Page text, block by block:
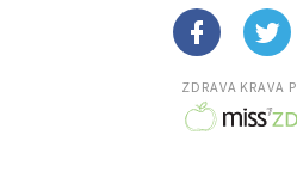
ZDRAVA KRAVA